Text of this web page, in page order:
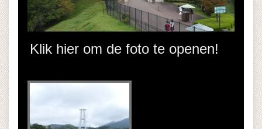
Klik hier om de foto te openen!